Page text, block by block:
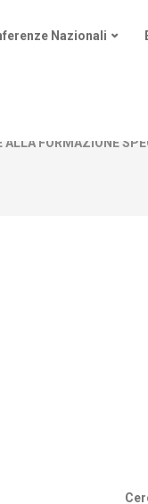
Nazionali
ALLA FORMAZIONE